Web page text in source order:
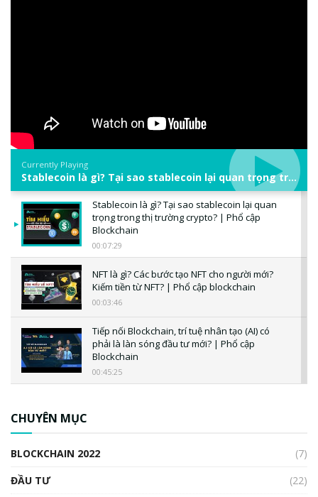
Currently Playing
Stablecoin là gì? Tại sao stablecoin lại quan trọng trong thị trường crypto? | Phổ cập Blockchain
Stablecoin là gì? Tại sao stablecoin lại quan
trọng trong thị trường crypto? | Phổ cập
Blockchain
00:07:29
NFT là gì? Các bước tạo NFT cho người mới?
Kiếm tiền từ NFT? | Phổ cập blockchain
00:03:46
Tiếp nối Blockchain, trí tuệ nhân tạo (AI) có
phải là làn sóng đầu tư mới? | Phổ cập
Blockchain
00:45:25
CHUYÊN MỤC
BLOCKCHAIN 2022
(7)
ĐẦU TƯ
(22)